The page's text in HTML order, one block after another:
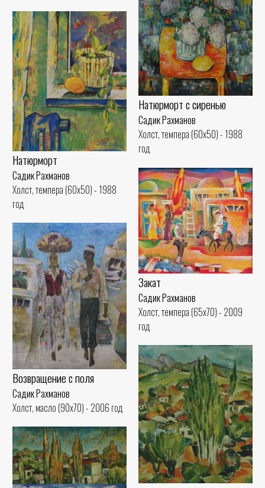
Натюрморт с сиренью
Садик Рахманов
Холст, темпера (60x50) - 1988
год
Натюрморт
Садик Рахманов
Холст, темпера (60x50) - 1988
год
Закат
Садик Рахманов
Холст, темпера (65x70) - 2009
год
Возвращение с поля
Садик Рахманов
Холст, масло (90x70) - 2006 год